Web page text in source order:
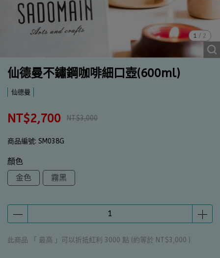
1 / 2
仙德曼不鏽鋼咖啡細口壺(600ml)
仙德曼
NT$2,700 NT$3,000
商品編號: SM038G
顏色
金色
霧黑
此商品 「 最高 」可以折抵紅利 3000 點 (約等於 NT$3,000 )